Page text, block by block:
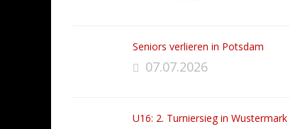
Seniors verlieren in Potsdam
07.07.2026
U16: 2. Turniersieg in Wustermark